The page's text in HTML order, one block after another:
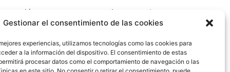
Gestionar el consentimiento de las cookies
experiencias, utilizamos tecnologías como las cookies para
a la información del dispositivo. El consentimiento de estas
procesar datos como el comportamiento de navegación o las
costera, que constituye una barrera
climático, por ser sumideros de carbono
(3) naciones del mundo clasificada como
de las que emiten las actividades